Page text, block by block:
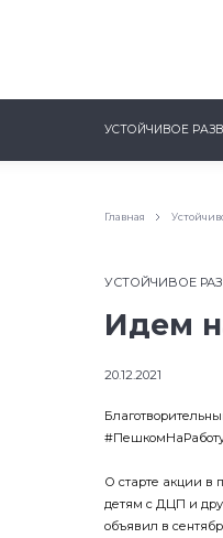
Неделя с ТМК. Выпуск №27
УСТОЙЧИВОЕ
Главная
УСТОЙЧИВОЕ
Идем
20.12.2021
О старте акции в
детям с ДЦП и
объявил в